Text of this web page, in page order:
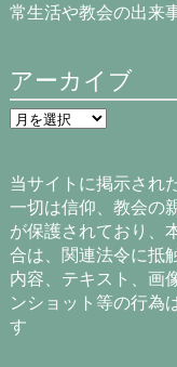
常生活や教会の出来
アーカイブ
ア
ー
ブ
当サイトに掲示され
一切は信仰、教会の
が保護されており、
合は、関連法令に抵
内容、テキスト、画
ンショット等の行為
す